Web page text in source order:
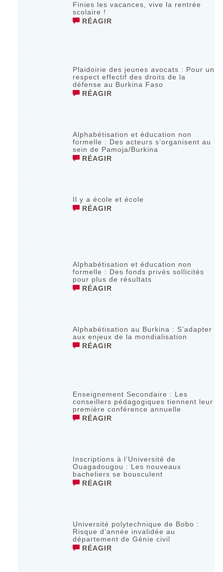
Finies les vacances, vive la rentrée
scolaire !
RÉAGIR
Plaidoirie des jeunes avocats : Pour un
respect effectif des droits de la
défense au Burkina Faso
RÉAGIR
Alphabétisation et éducation non
formelle : Des acteurs s’organisent au
sein de Pamoja/Burkina
RÉAGIR
Il y a école et école
RÉAGIR
Alphabétisation et éducation non
formelle : Des fonds privés sollicités
pour plus de résultats
RÉAGIR
Alphabétisation au Burkina : S’adapter
aux enjeux de la mondialisation
RÉAGIR
Enseignement Secondaire : Les
conseillers pédagogiques tiennent leur
première conférence annuelle
RÉAGIR
Inscriptions à l’Université de
Ouagadougou : Les nouveaux
bacheliers se bousculent
RÉAGIR
Université polytechnique de Bobo :
Risque d’année invalidée au
département de Génie civil
RÉAGIR